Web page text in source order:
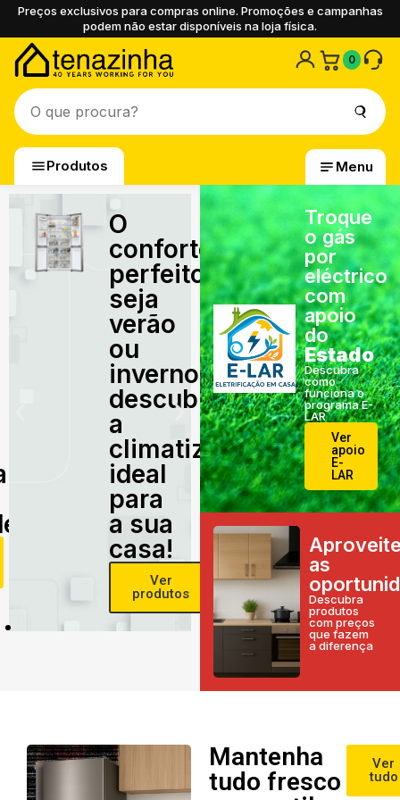
Preços exclusivos para compras online. Promoções e campanhas
podem não estar disponíveis na loja física.
0
Produtos Menu
O
conforto
perfeito,
seja
verão
ou
inverno,
descubra
a
climatização
ideal
para
a sua
casa!
Ver
produtos
Troque
o gás
por
eléctrico
com
apoio
do
Estado
Descubra
como
funciona o
programa E-
LAR
Ver
apoio
E-
LAR
as
Descubra
produtos
com preços
que fazem
a diferença
Mantenha
tudo fresco
Ver
tudo